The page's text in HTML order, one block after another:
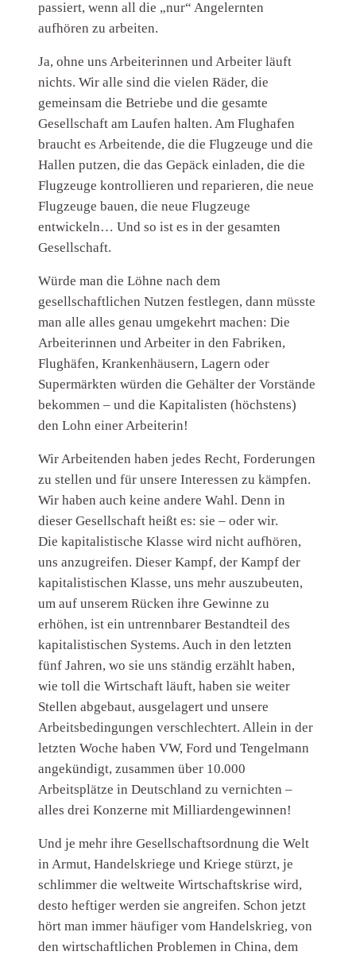
passiert, wenn all die „nur“ Angelernten
aufhören zu arbeiten.
Ja, ohne uns Arbeiterinnen und Arbeiter läuft
nichts. Wir alle sind die vielen Räder, die
gemeinsam die Betriebe und die gesamte
Gesellschaft am Laufen halten. Am Flughafen
braucht es Arbeitende, die die Flugzeuge und die
Hallen putzen, die das Gepäck einladen, die die
Flugzeuge kontrollieren und reparieren, die neue
Flugzeuge bauen, die neue Flugzeuge
entwickeln… Und so ist es in der gesamten
Gesellschaft.
Würde man die Löhne nach dem
gesellschaftlichen Nutzen festlegen, dann müsste
man alle alles genau umgekehrt machen: Die
Arbeiterinnen und Arbeiter in den Fabriken,
Flughäfen, Krankenhäusern, Lagern oder
Supermärkten würden die Gehälter der Vorstände
bekommen – und die Kapitalisten (höchstens)
den Lohn einer Arbeiterin!
Wir Arbeitenden haben jedes Recht, Forderungen
zu stellen und für unsere Interessen zu kämpfen.
Wir haben auch keine andere Wahl. Denn in
dieser Gesellschaft heißt es: sie – oder wir.
Die kapitalistische Klasse wird nicht aufhören,
uns anzugreifen. Dieser Kampf, der Kampf der
kapitalistischen Klasse, uns mehr auszubeuten,
um auf unserem Rücken ihre Gewinne zu
erhöhen, ist ein untrennbarer Bestandteil des
kapitalistischen Systems. Auch in den letzten
fünf Jahren, wo sie uns ständig erzählt haben,
wie toll die Wirtschaft läuft, haben sie weiter
Stellen abgebaut, ausgelagert und unsere
Arbeitsbedingungen verschlechtert. Allein in der
letzten Woche haben VW, Ford und Tengelmann
angekündigt, zusammen über 10.000
Arbeitsplätze in Deutschland zu vernichten –
alles drei Konzerne mit Milliardengewinnen!
Und je mehr ihre Gesellschaftsordnung die Welt
in Armut, Handelskriege und Kriege stürzt, je
schlimmer die weltweite Wirtschaftskrise wird,
desto heftiger werden sie angreifen. Schon jetzt
hört man immer häufiger vom Handelskrieg, von
den wirtschaftlichen Problemen in China, dem